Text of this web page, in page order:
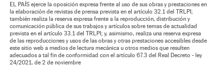
EL PAÍS ejerce la oposición expresa frente al uso de sus obras y prestaciones en
la elaboración de revistas de prensa prevista en el artículo 32.1 del TRLPI;
también realiza la reserva expresa frente a la reproducción, distribución y
comunicación pública de sus trabajos y artículos sobre temas de actualidad
prevista en el artículo 33.1 del TRLPI; y, asimismo, realiza una reserva expresa
de las reproducciones y usos de las obras y otras prestaciones accesibles desde
este sitio web a medios de lectura mecánica u otros medios que resulten
adecuados a tal fin de conformidad con el artículo 67.3 del Real Decreto - ley
24/2021, de 2 de noviembre